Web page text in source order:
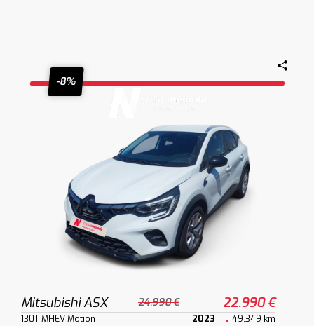
-8%
Mitsubishi ASX 24.990 € 22.990 €
130T MHEV Motion 2023 49.349 km